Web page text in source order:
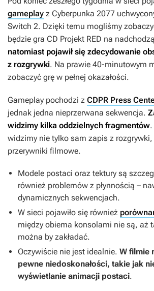
gameplay z Cyberpunka 2077
Switch 2. Dzięki temu mogliśmy
będzie gra CD Projekt RED na
natomiast pojawił się zdecydowanie
z rozgrywki. Na prawie 40-minutowym
zobaczyć grę w pełnej okazałości.
Gameplay pochodzi z CDPR Press
jednak jedna nieprzerwana sekwencja.
widzimy kilka oddzielnych fragmentów
widzimy nie tylko sam zapis z
przerywniki filmowe.
Modele postaci oraz tektury są
również problemów z płynnością –
dynamicznych sekwencjach.
W sieci pojawiło się również
między obiema konsolami nie są, aż
można by zakładać.
Oczywiście nie jest idealnie. W filmie
pewne niedoskonałości, takie jak
wyświetlanie animacji postaci.